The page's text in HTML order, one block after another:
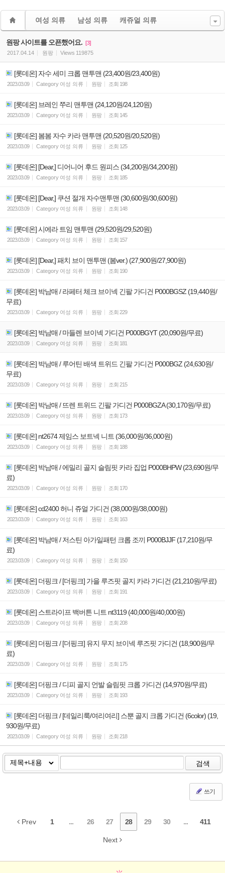
여성 의류 남성 의류 캐쥬얼 의류
원팡 사이트를 오픈했어요. [3]
2017.04.14
원팡 Views 119875
[롯데온] 자수 세미 크롭 맨투맨 (23,400원/23,400원)
2023.03.09 Category 여성 의류 원팡 조회 198
[롯데온] 브레인 쭈리 맨투맨 (24,120원/24,120원)
2023.03.09 Category 여성 의류 원팡 조회 145
[롯데온] 봄봄 자수 카라 맨투맨 (20,520원/20,520원)
2023.03.09 Category 여성 의류 원팡 조회 125
[롯데온] [Dear,] 디어니어 후드 원피스 (34,200원/34,200원)
2023.03.09 Category 여성 의류 원팡 조회 185
[롯데온] [Dear,] 쿠션 절개 자수맨투맨 (30,600원/30,600원)
2023.03.09 Category 여성 의류 원팡 조회 148
[롯데온] 시에라 트임 맨투맨 (29,520원/29,520원)
2023.03.09 Category 여성 의류 원팡 조회 157
[롯데온] [Dear,] 패치 브이 맨투맨 (봄ver.) (27,900원/27,900원)
2023.03.09 Category 여성 의류 원팡 조회 190
[롯데온] 박남매 / 라페터 체크 브이넥 긴팔 가디건 P000BGSZ (19,440원/
무료)
2023.03.09 Category 여성 의류 원팡 조회 229
[롯데온] 박남매 / 마들렌 브이넥 가디건 P000BGYT (20,090원/무료)
2023.03.09 Category 여성 의류 원팡 조회 181
[롯데온] 박남매 / 루어틴 배색 트위드 긴팔 가디건 P000BGZ (24,630원/
무료)
2023.03.09 Category 여성 의류 원팡 조회 215
[롯데온] 박남매 / 뜨렌 트위드 긴팔 가디건 P000BGZA (30,170원/무료)
2023.03.09 Category 여성 의류 원팡 조회 173
[롯데온] nt2674 제임스 보트넥 니트 (36,000원/36,000원)
2023.03.09 Category 여성 의류 원팡 조회 188
[롯데온] 박남매 / 에밀리 골지 슬림핏 카라 집업 P000BHPW (23,690원/무
료)
2023.03.09 Category 여성 의류 원팡 조회 170
[롯데온] cd2400 허니 쥬얼 가디건 (38,000원/38,000원)
2023.03.09 Category 여성 의류 원팡 조회 163
[롯데온] 박남매 / 저스틴 아가일패턴 크롭 조끼 P000BJJF (17,210원/무
료)
2023.03.09 Category 여성 의류 원팡 조회 150
[롯데온] 더핑크 / [더핑크] 가을 루즈핏 골지 카라 가디건 (21,210원/무료)
2023.03.09 Category 여성 의류 원팡 조회 191
[롯데온] 스트라이프 백버튼 니트 nt3119 (40,000원/40,000원)
2023.03.09 Category 여성 의류 원팡 조회 208
[롯데온] 더핑크 / [더핑크] 유지 무지 브이넥 루즈핏 가디건 (18,900원/무
료)
2023.03.09 Category 여성 의류 원팡 조회 175
[롯데온] 더핑크 / 디피 골지 언발 슬림핏 크롭 가디건 (14,970원/무료)
2023.03.09 Category 여성 의류 원팡 조회 193
[롯데온] 더핑크 / [데일리룩/여리여리] 스뿐 골지 크롭 가디건 (6color) (19,
930원/무료)
2023.03.09 Category 여성 의류 원팡 조회 218
검색
쓰기
Prev 1 ... 26 27 28 29 30 ... 411
Next